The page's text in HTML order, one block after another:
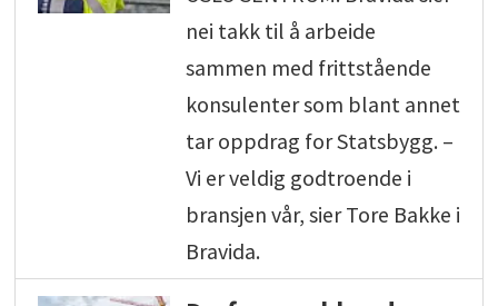
nei takk til å arbeide
sammen med frittstående
konsulenter som blant annet
tar oppdrag for Statsbygg. –
Vi er veldig godtroende i
bransjen vår, sier Tore Bakke i
Bravida.